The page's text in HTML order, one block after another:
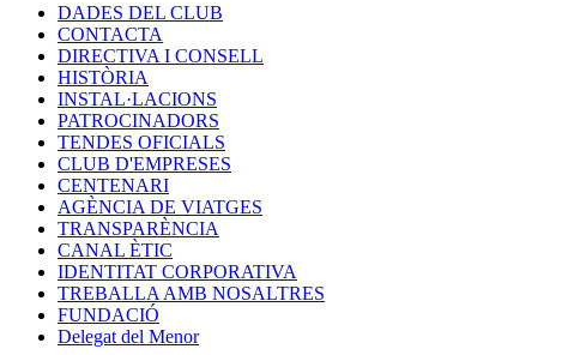
DADES DEL CLUB
CONTACTA
DIRECTIVA I CONSELL
HISTÒRIA
INSTAL·LACIONS
PATROCINADORS
TENDES OFICIALS
CLUB D'EMPRESES
CENTENARI
AGÈNCIA DE VIATGES
TRANSPARÈNCIA
CANAL ÈTIC
IDENTITAT CORPORATIVA
TREBALLA AMB NOSALTRES
FUNDACIÓ
Delegat del Menor